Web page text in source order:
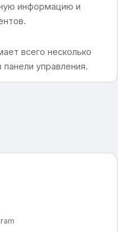
информацию и
всего несколько
управления.